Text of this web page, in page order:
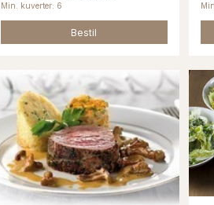
Min. kuverter: 6
Bestil